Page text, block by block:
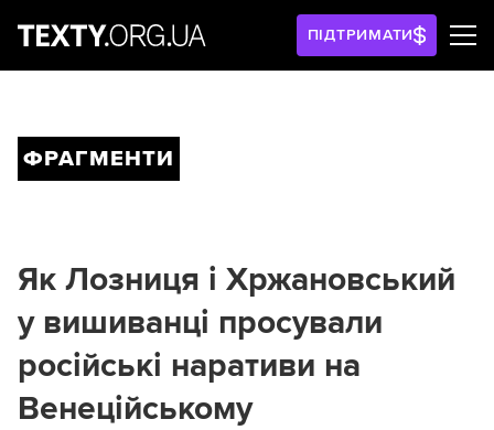
ПІДТРИМАТИ
ФРАГМЕНТИ
Як Лозниця і Хржановський
у вишиванці просували
російські наративи на
Венеційському